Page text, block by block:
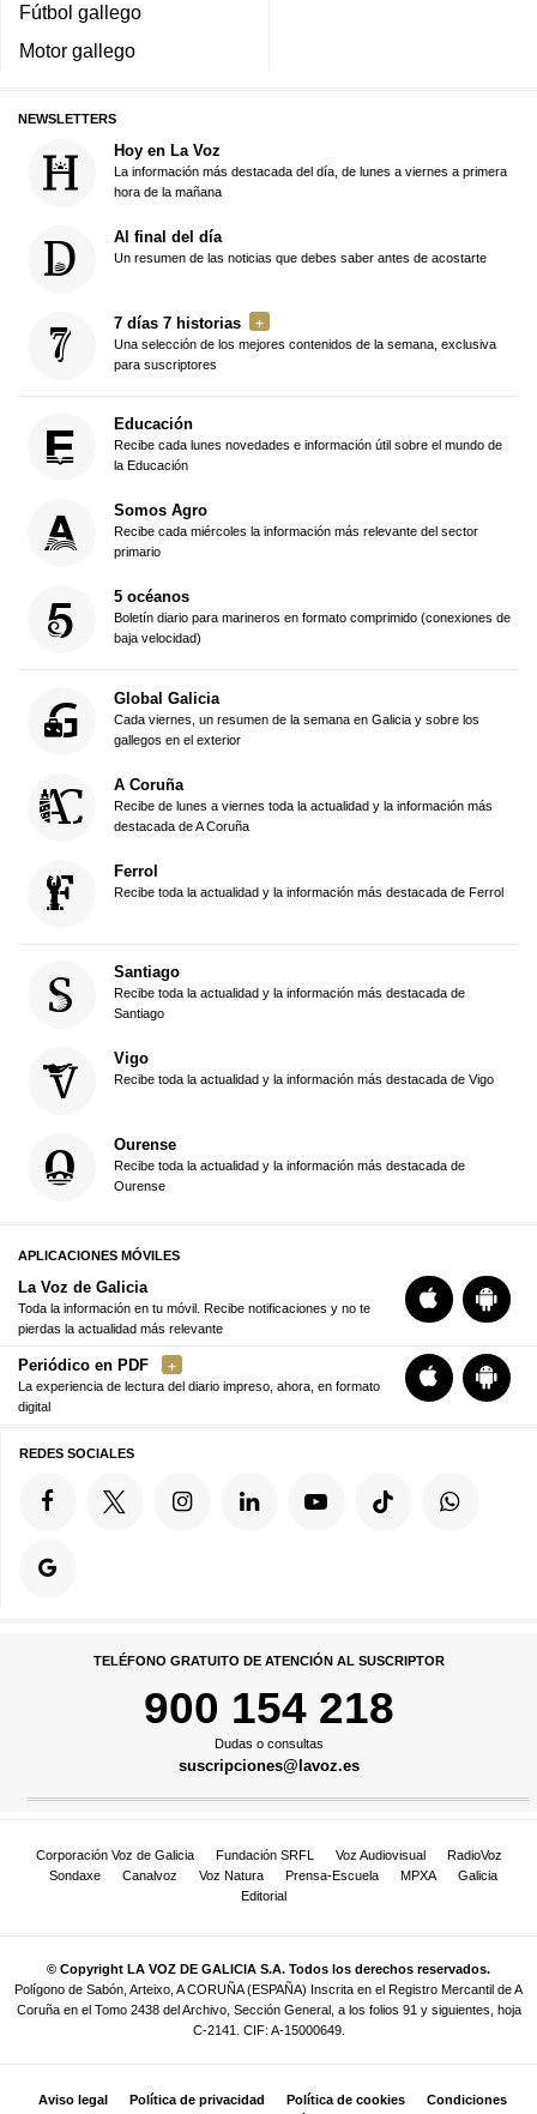
Fútbol gallego
Motor gallego
NEWSLETTERS
Hoy en La Voz
La información más destacada del día, de lunes a viernes a primera
hora de la mañana
Al final del día
Un resumen de las noticias que debes saber antes de acostarte
7 días 7 historias
Una selección de los mejores contenidos de la semana, exclusiva
para suscriptores
Educación
Recibe cada lunes novedades e información útil sobre el mundo de
la Educación
Somos Agro
Recibe cada miércoles la información más relevante del sector
primario
5 océanos
Boletín diario para marineros en formato comprimido (conexiones de
baja velocidad)
Global Galicia
Cada viernes, un resumen de la semana en Galicia y sobre los
gallegos en el exterior
A Coruña
Recibe de lunes a viernes toda la actualidad y la información más
destacada de A Coruña
Ferrol
Recibe toda la actualidad y la información más destacada de Ferrol
Santiago
Recibe toda la actualidad y la información más destacada de
Santiago
Vigo
Recibe toda la actualidad y la información más destacada de Vigo
Ourense
Recibe toda la actualidad y la información más destacada de
Ourense
APLICACIONES MÓVILES
La Voz de Galicia
Toda la información en tu móvil. Recibe notificaciones y no te
pierdas la actualidad más relevante
Periódico en PDF
La experiencia de lectura del diario impreso, ahora, en formato
digital
REDES SOCIALES
TELÉFONO GRATUITO DE ATENCIÓN AL SUSCRIPTOR
900 154 218
Dudas o consultas
suscripciones@lavoz.es
Corporación Voz de Galicia Fundación SRFL Voz Audiovisual
RadioVoz
Sondaxe
Canalvoz Voz Natura Prensa-Escuela MPXA
Galicia
Editorial
© Copyright LA VOZ DE GALICIA S.A. Todos los derechos reservados.
Polígono de Sabón, Arteixo, A CORUÑA (ESPAÑA) Inscrita en el Registro Mercantil de A
Coruña en el Tomo 2438 del Archivo, Sección General, a los folios 91 y siguientes, hoja
C-2141. CIF: A-15000649.
Aviso legal Política de privacidad Política de cookies
Condiciones